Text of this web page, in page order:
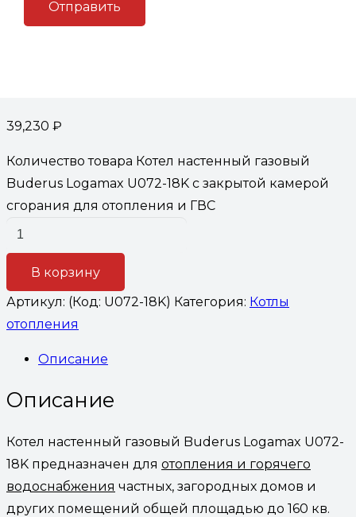
Котел настенный газовый
39,230 ₽
Количество товара Котел настенный газовый
Buderus Logamax U072-18K с закрытой камерой
сгорания для отопления и ГВС
В корзину
Артикул: (Код: U072-18K) Категория: Котлы
отопления
Описание
Описание
Котел настенный газовый Buderus Logamax U072-
18K предназначен для отопления и горячего
водоснабжения частных, загородных домов и
других помещений общей площадью до 160 кв.